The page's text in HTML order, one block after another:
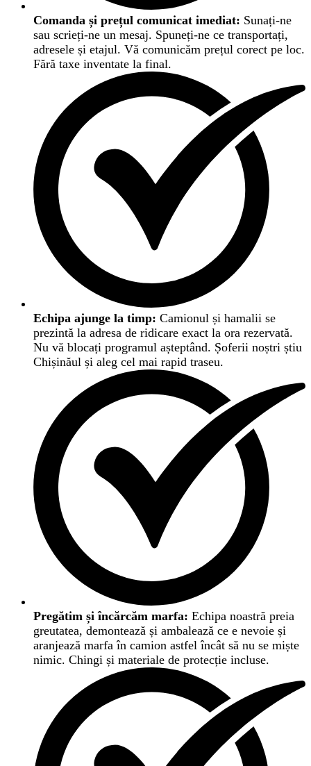
Comanda și prețul comunicat imediat: Sunați-ne
sau scrieți-ne un mesaj. Spuneți-ne ce transportați,
adresele și etajul. Vă comunicăm prețul corect pe loc.
Fără taxe inventate la final.
Echipa ajunge la timp: Camionul și hamalii se
prezintă la adresa de ridicare exact la ora rezervată.
Nu vă blocați programul așteptând. Șoferii noștri știu
Chișinăul și aleg cel mai rapid traseu.
Pregătim și încărcăm marfa: Echipa noastră preia
greutatea, demontează și ambalează ce e nevoie și
aranjează marfa în camion astfel încât să nu se miște
nimic. Chingi și materiale de protecție incluse.